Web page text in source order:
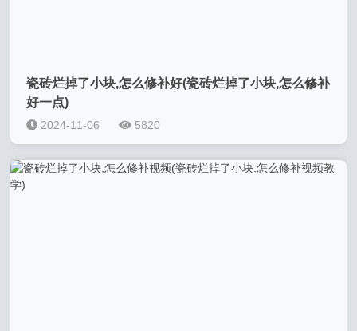
瓷砖烂掉了小块,怎么修补好(瓷砖烂掉了小块,怎么修补
好一点)
2024-11-06 5820